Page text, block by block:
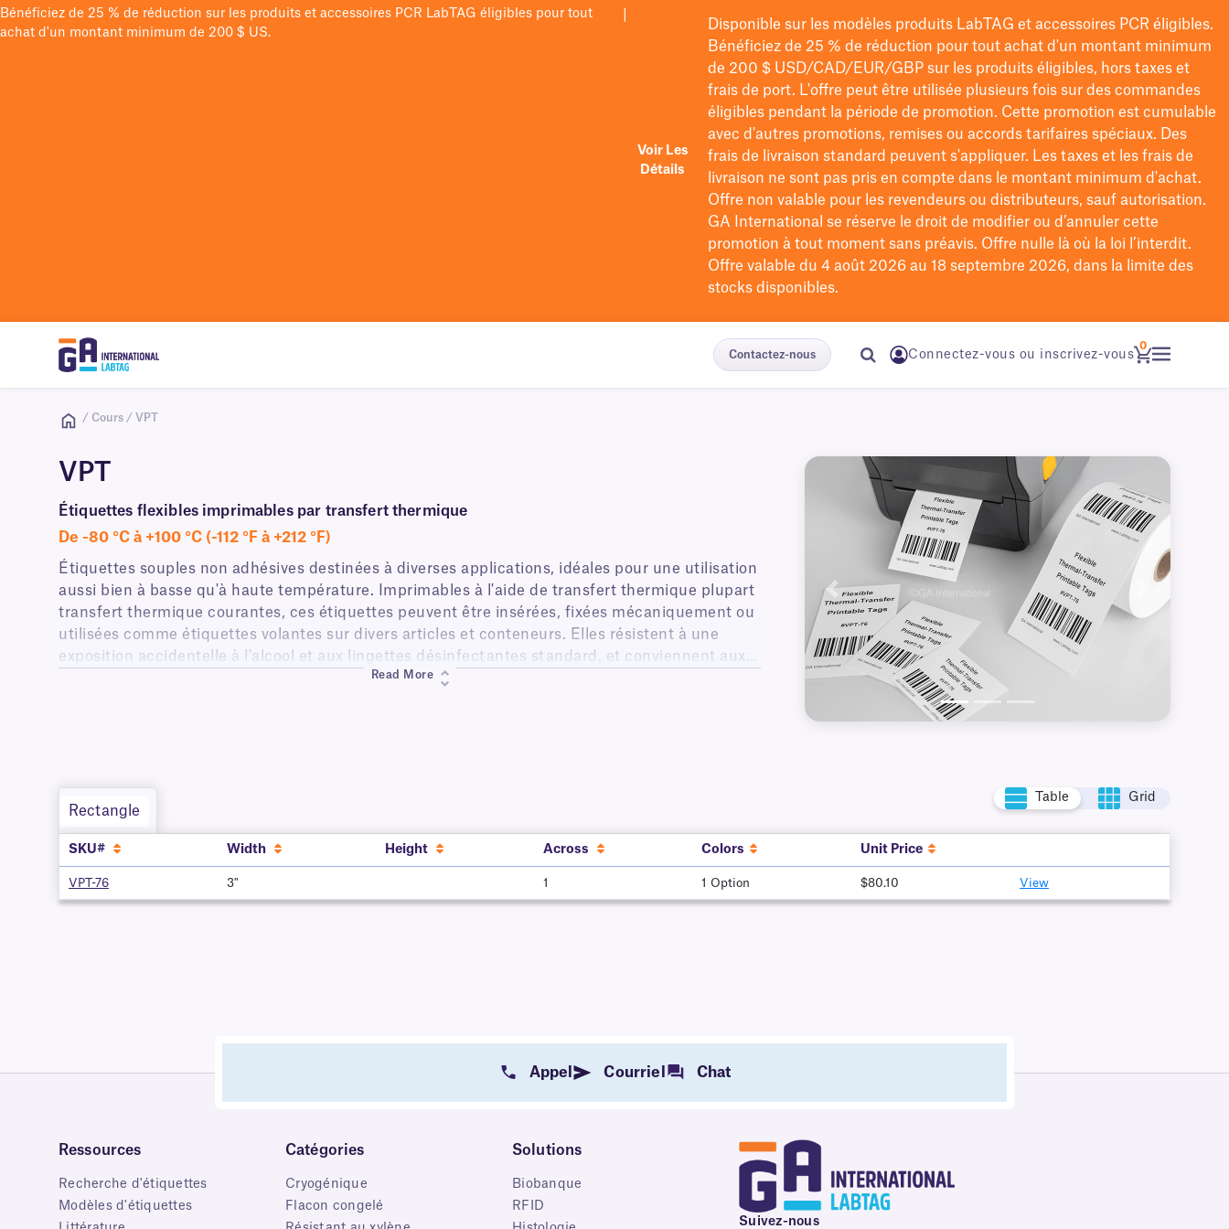
Bénéficiez de 25 % de réduction sur les produits et accessoires PCR LabTAG éligibles pour tout
achat d'un montant minimum de 200 $ US.
Voir Les
Détails
Disponible sur les modèles produits LabTAG et accessoires PCR éligibles.
Bénéficiez de 25 % de réduction pour tout achat d'un montant minimum
de 200 $USD/CAD/EUR/GBPsur les produits éligibles, hors taxes et
frais de port. L'offre peut être utilisée plusieurs fois sur des commandes
éligibles pendant la période de promotion. Cette promotion est cumulable
avec d'autres promotions, remises ou accords tarifaires spéciaux. Des
frais de livraison standard peuvent s'appliquer. Les taxes et les frais de
livraison ne sont pas pris en compte dans le montant minimum d'achat.
Offre non valable pour les revendeurs ou distributeurs, sauf autorisation.
GA International se réserve le droit de modifierou d’annuler cette
promotion à tout moment sans préavis. Offre nulle là où la loi l’interdit.
Offre valable du 4 août 2026 au 18 septembre 2026, dans la limite des
stocks disponibles.
Contactez-nous Connectez-vous ou inscrivez-vous
0
/ Cours / VPT
VPT
Étiquettes flexibles imprimables par transfert thermique
De -80 °C à +100 °C (-112 °F à +212 °F)
Étiquettes souples non adhésives destinées à diverses applications, idéales pour une utilisation
aussi bien à basse qu'à haute température. Imprimables à l'aide de transfert thermique plupart
transfert thermique courantes, ces étiquettes peuvent être insérées, fixées mécaniquement ou
utilisées comme étiquettes volantes sur divers articles et conteneurs. Elles résistent à une
exposition accidentelle à l'alcool et aux lingettes désinfectantes standard, et conviennent aux
applications en intérieur comme en extérieur, ainsi que partout où une identification sans
Read More
Précédent Suivant
Rectangle
Table Grid
SKU# Width Height Across Colors Unit Price
VPT-76 3" 1 1 Option $80.10 View
Appel Courriel Chat
Ressources
Recherche d'étiquettes
Modèles d'étiquettes
Catégories
Cryogénique
Flacon congelé
Solutions
Biobanque
RFID
Suivez-nous